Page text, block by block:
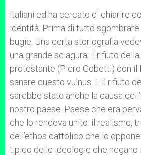
italiani ed ha cercato di chiarire
identità. Prima di tutto
bugie. Una certa storiografia
una grande sciagura: il rifiuto
protestante (Piero Gobetti) con il
sanare questo vulnus. E il rifiuto
sarebbe stato anche la causa
nostro paese. Paese che era
che lo rendeva unito: il realismo,
dell’ethos cattolico che lo
tipico delle ideologie che negano